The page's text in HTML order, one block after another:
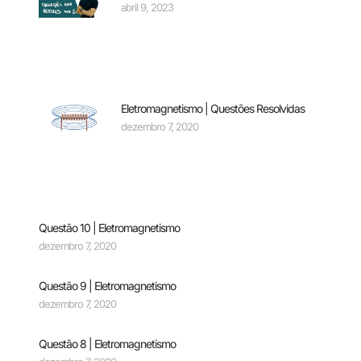
abril 9, 2023
Eletromagnetismo | Questões Resolvidas
dezembro 7, 2020
Questão 10 | Eletromagnetismo
dezembro 7, 2020
Questão 9 | Eletromagnetismo
dezembro 7, 2020
Questão 8 | Eletromagnetismo